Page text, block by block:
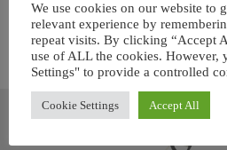
We use cookies on our website to
relevant experience by
repeat visits. By clicking “Accept
use of ALL the cookies. However,
Settings" to provide a controlled
Cookie Settings Accept All